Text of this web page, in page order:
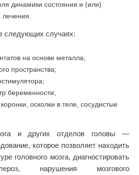
динамики состояния и (или)
следующих случаях:
на основе металла;
пространства;
беременности;
осколки в теле, сосудистые
и других отделов головы —
которое позволяет находить
головного мозга, диагностировать
нарушения мозгового